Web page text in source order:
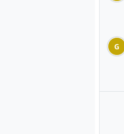
G